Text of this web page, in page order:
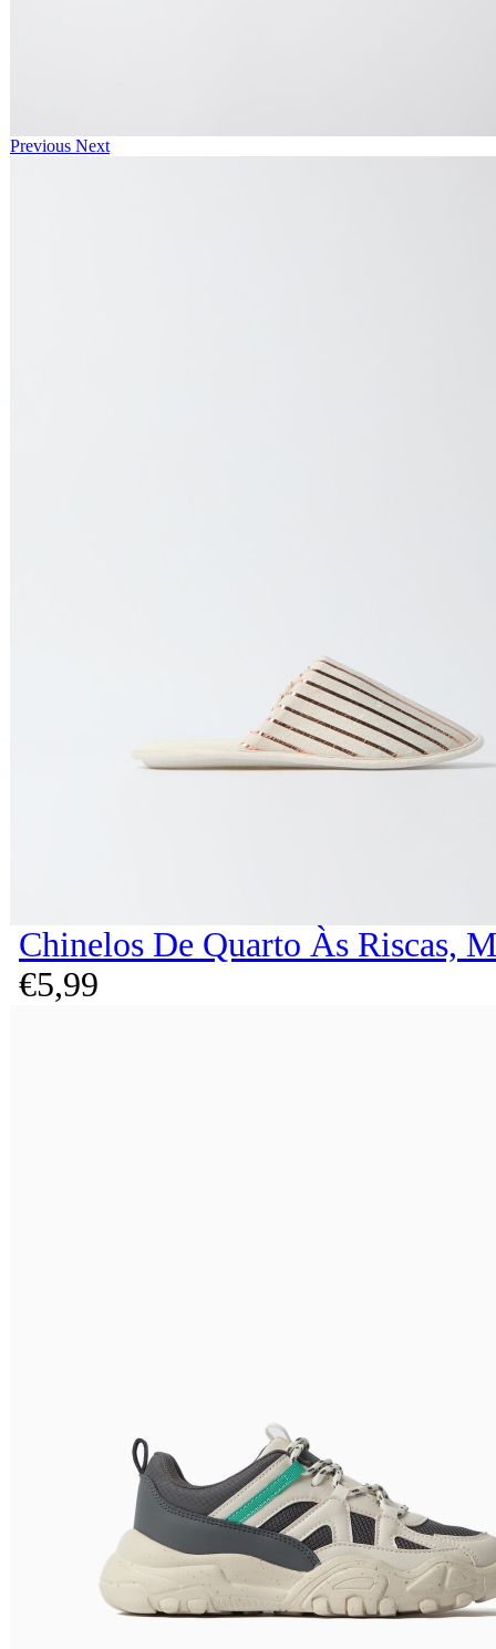
Previous Next
Chinelos De Quarto Às Riscas,
€5,99